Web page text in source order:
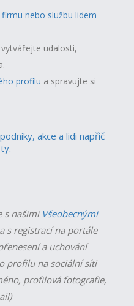
nebo službu lidem
ytvářejte udalosti,
profilu a spravujte si
akce a lidi napříč
s našimi Všeobecnými
s registrací na portále
a uchování
profilu na sociální síti
profilová fotografie,